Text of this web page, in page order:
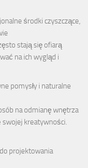
środki czyszczące,
stają się ofiarą
na ich wygląd i
pomysły i naturalne
na odmianę wnętrza
kreatywności.
projektowania